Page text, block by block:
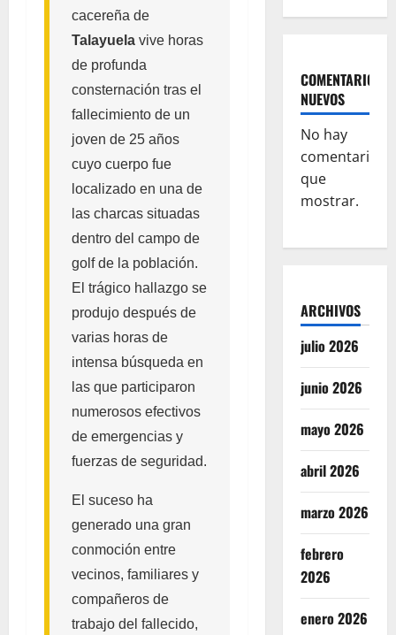
cacereña de
Talayuela vive horas
de profunda
consternación tras el
fallecimiento de un
joven de 25 años
cuyo cuerpo fue
localizado en una de
las charcas situadas
dentro del campo de
golf de la población.
El trágico hallazgo se
produjo después de
varias horas de
intensa búsqueda en
las que participaron
numerosos efectivos
de emergencias y
fuerzas de seguridad.
El suceso ha
generado una gran
conmoción entre
vecinos, familiares y
compañeros de
trabajo del fallecido,
COMENTARIOS
NUEVOS
No hay
comentarios
que
mostrar.
ARCHIVOS
julio 2026
junio 2026
mayo 2026
abril 2026
marzo 2026
febrero
2026
enero 2026